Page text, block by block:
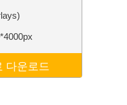
다운로드